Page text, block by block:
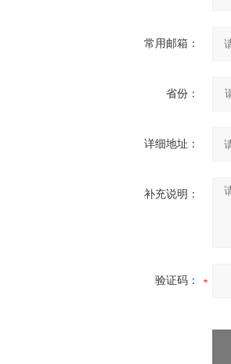
常用邮箱：
省份：
详细地址：
补充说明：
验证码：